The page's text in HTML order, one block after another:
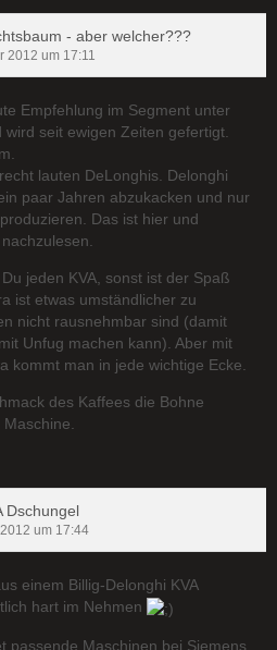
- aber welcher???
2012 um 17:11
Empfehlung im Segment unter
wird seit ewigen Zeiten gefertigt.
lauten DeLonghis. Delonghi
paar Jahren abzukacken und nur
Das ist hier und
jeden KVA, sonst ist der Spaß
ist etwas umständlicher zu
nicht rausnehmbar sind (damit
Unfug machen kann). Aber mit
kommt man in jede wichtige Ecke.
des Kaffees die Bohne
Dschungel
um 17:44
einem Billig-Delonghi KVA
hart im Nehmen
passende Maschinen bei Siemens,